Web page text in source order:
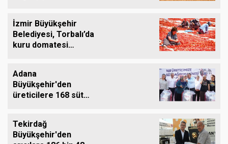
İzmir Büyükşehir
Belediyesi, Torbalı’da
kuru domatesi
Adana
Büyükşehir'den
üreticilere 168 süt
Tekirdağ
Büyükşehir'den